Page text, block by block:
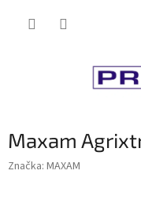
Maxam
Značka: MAXAM